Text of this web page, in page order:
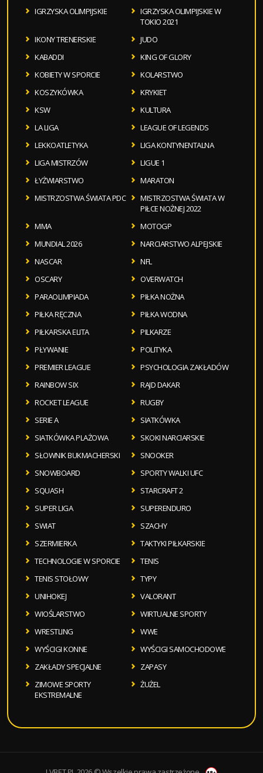
IGRZYSKA OLIMPIJSKIE
IGRZYSKA OLIMPIJSKIE W
TOKIO 2021
IKONY TRENERSKIE
JUDO
KABADDI
KING OF GLORY
KOBIETY W SPORCIE
KOLARSTWO
KOSZYKÓWKA
KRYKIET
KSW
KULTURA
LA LIGA
LEAGUE OF LEGENDS
LEKKOATLETYKA
LIGA KONTYNENTALNA
LIGA MISTRZÓW
LIGUE 1
ŁYŻWIARSTWO
MARATON
MISTRZOSTWA ŚWIATA PDC
MISTRZOSTWA ŚWIATA W
PIŁCE NOŻNEJ 2022
MMA
MOTOGP
MUNDIAL 2026
NARCIARSTWO ALPEJSKIE
NASCAR
NFL
OSCARY
OVERWATCH
PARAOLIMPIADA
PIŁKA NOŻNA
PIŁKA RĘCZNA
PIŁKA WODNA
PIŁKARSKA ELITA
PILKARZE
PŁYWANIE
POLITYKA
PREMIER LEAGUE
PSYCHOLOGIA ZAKŁADÓW
RAINBOW SIX
RAJD DAKAR
ROCKET LEAGUE
RUGBY
SERIE A
SIATKÓWKA
SIATKÓWKA PLAŻOWA
SKOKI NARCIARSKIE
SŁOWNIK BUKMACHERSKI
SNOOKER
SNOWBOARD
SPORTY WALKI UFC
SQUASH
STARCRAFT 2
SUPER LIGA
SUPERENDURO
SWIAT
SZACHY
SZERMIERKA
TAKTYKI PIŁKARSKIE
TECHNOLOGIE W SPORCIE
TENIS
TENIS STOŁOWY
TYPY
UNIHOKEJ
VALORANT
WIOŚLARSTWO
WIRTUALNE SPORTY
WRESTLING
WWE
WYŚCIGI KONNE
WYŚCIGI SAMOCHODOWE
ZAKŁADY SPECJALNE
ZAPASY
ZIMOWE SPORTY
EKSTREMALNE
ŻUŻEL